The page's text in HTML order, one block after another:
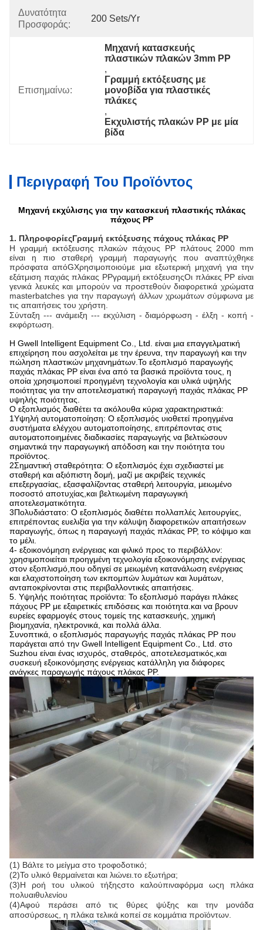
Δυνατότητα
Προσφοράς:
200 Sets/yr
Επισημαίνω:
Μηχανή κατασκευής
πλαστικών πλακών 3mm PP
,
Γραμμή εκτόξευσης με
μονοβίδα για πλαστικές
πλάκες
,
Εκχυλιστής πλακών PP με μία
βίδα
Περιγραφή Του Προϊόντος
Μηχανή εκχύλισης για την κατασκευή πλαστικής πλάκας
πάχους PP
1. ΠληροφορίεςΓραμμή εκτόξευσης πάχους πλάκας PP
Η γραμμή εκτόξευσης πλακών πάχους PP πλάτους 2000 mm
είναι η πιο σταθερή γραμμή παραγωγής που αναπτύχθηκε
πρόσφατα απόGΧρησιμοποιούμε μια εξωτερική μηχανή για την
εξάτμιση παχιάς πλάκας PPγραμμή εκτόξευσηςΟι πλάκες PP είναι
γενικά λευκές και μπορούν να προστεθούν διαφορετικά χρώματα
masterbatches για την παραγωγή άλλων χρωμάτων σύμφωνα με
τις απαιτήσεις του χρήστη.
Σύνταξη --- ανάμειξη --- εκχύλιση - διαμόρφωση - έλξη - κοπή -
εκφόρτωση.
Η Gwell Intelligent Equipment Co., Ltd. είναι μια επαγγελματική
επιχείρηση που ασχολείται με την έρευνα, την παραγωγή και την
πώληση πλαστικών μηχανημάτων.Το εξοπλισμό παραγωγής
παχιάς πλάκας PP είναι ένα από τα βασικά προϊόντα τους, η
οποία χρησιμοποιεί προηγμένη τεχνολογία και υλικά υψηλής
ποιότητας για την αποτελεσματική παραγωγή παχιάς πλάκας PP
υψηλής ποιότητας.
Ο εξοπλισμός διαθέτει τα ακόλουθα κύρια χαρακτηριστικά:
1Υψηλή αυτοματοποίηση: Ο εξοπλισμός υιοθετεί προηγμένα
συστήματα ελέγχου αυτοματοποίησης, επιτρέποντας στις
αυτοματοποιημένες διαδικασίες παραγωγής να βελτιώσουν
σημαντικά την παραγωγική απόδοση και την ποιότητα του
προϊόντος.
2Σημαντική σταθερότητα: Ο εξοπλισμός έχει σχεδιαστεί με
σταθερή και αξιόπιστη δομή, μαζί με ακριβείς τεχνικές
επεξεργασίας, εξασφαλίζοντας σταθερή λειτουργία, μειωμένο
ποσοστό αποτυχίας,και βελτιωμένη παραγωγική
αποτελεσματικότητα.
3Πολυδιάστατο: Ο εξοπλισμός διαθέτει πολλαπλές λειτουργίες,
επιτρέποντας ευελιξία για την κάλυψη διαφορετικών απαιτήσεων
παραγωγής, όπως η παραγωγή παχιάς πλάκας PP, το κόψιμο και
το μέλι.
4- εξοικονόμηση ενέργειας και φιλικό προς το περιβάλλον:
χρησιμοποιείται προηγμένη τεχνολογία εξοικονόμησης ενέργειας
στον εξοπλισμό,που οδηγεί σε μειωμένη κατανάλωση ενέργειας
και ελαχιστοποίηση των εκπομπών λυμάτων και λυμάτων,
ανταποκρίνονται στις περιβαλλοντικές απαιτήσεις.
5. Υψηλής ποιότητας προϊόντα: Το εξοπλισμό παράγει πλάκες
πάχους PP με εξαιρετικές επιδόσεις και ποιότητα.και να βρουν
ευρείες εφαρμογές στους τομείς της κατασκευής, χημική
βιομηχανία, ηλεκτρονικά, και πολλά άλλα.
Συνοπτικά, ο εξοπλισμός παραγωγής παχιάς πλάκας PP που
παράγεται από την Gwell Intelligent Equipment Co., Ltd. στο
Suzhou είναι ένας ισχυρός, σταθερός, αποτελεσματικός,και
συσκευή εξοικονόμησης ενέργειας κατάλληλη για διάφορες
ανάγκες παραγωγής πάχους πλάκας PP.
(1) Βάλτε το μείγμα στο τροφοδοτικό;
(2)Το υλικό θερμαίνεται και λιώνει. το εξωτήρα;
(3)Η ροή του υλικού τήξηςστο καλούπιναφόρμα ωςη πλάκα
πολυαιθυλενίου
(4)Αφού περάσει από τις θύρες ψύξης και την μονάδα
αποσύρσεως, η πλάκα τελικά κοπεί σε κομμάτια προϊόντων.